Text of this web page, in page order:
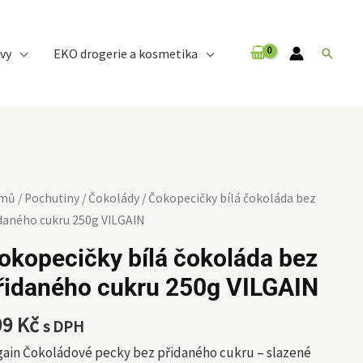
EKO drogerie a kosmetika Hledat
/ Pochutiny/ Čokolády/ Čokopecičky bílá čokoláda bez
cukru 250g VILGAIN
bílá čokoláda bez
cukru 250g VILGAIN
Kčs DPH
Čokoládové pecky bez přidaného cukru ⁠–⁠ slazené